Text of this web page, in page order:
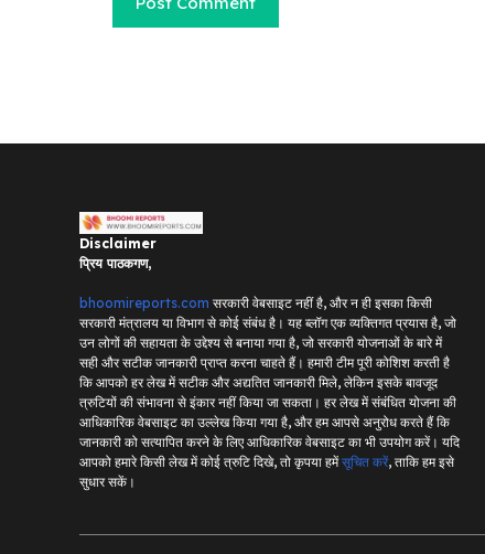
Disclaimer
प्रिय पाठकगण,
bhoomireports.com सरकारी वेबसाइट नहीं है, और न ही इसका किसी
सरकारी मंत्रालय या विभाग से कोई संबंध है। यह ब्लॉग एक व्यक्तिगत प्रयास है, जो
उन लोगों की सहायता के उद्देश्य से बनाया गया है, जो सरकारी योजनाओं के बारे में
सही और सटीक जानकारी प्राप्त करना चाहते हैं। हमारी टीम पूरी कोशिश करती है
कि आपको हर लेख में सटीक और अद्यतित जानकारी मिले, लेकिन इसके बावजूद
त्रुटियों की संभावना से इंकार नहीं किया जा सकता। हर लेख में संबंधित योजना की
आधिकारिक वेबसाइट का उल्लेख किया गया है, और हम आपसे अनुरोध करते हैं कि
जानकारी को सत्यापित करने के लिए आधिकारिक वेबसाइट का भी उपयोग करें। यदि
आपको हमारे किसी लेख में कोई त्रुटि दिखे, तो कृपया हमेंसूचित करें, ताकि हम इसे
सुधार सकें।